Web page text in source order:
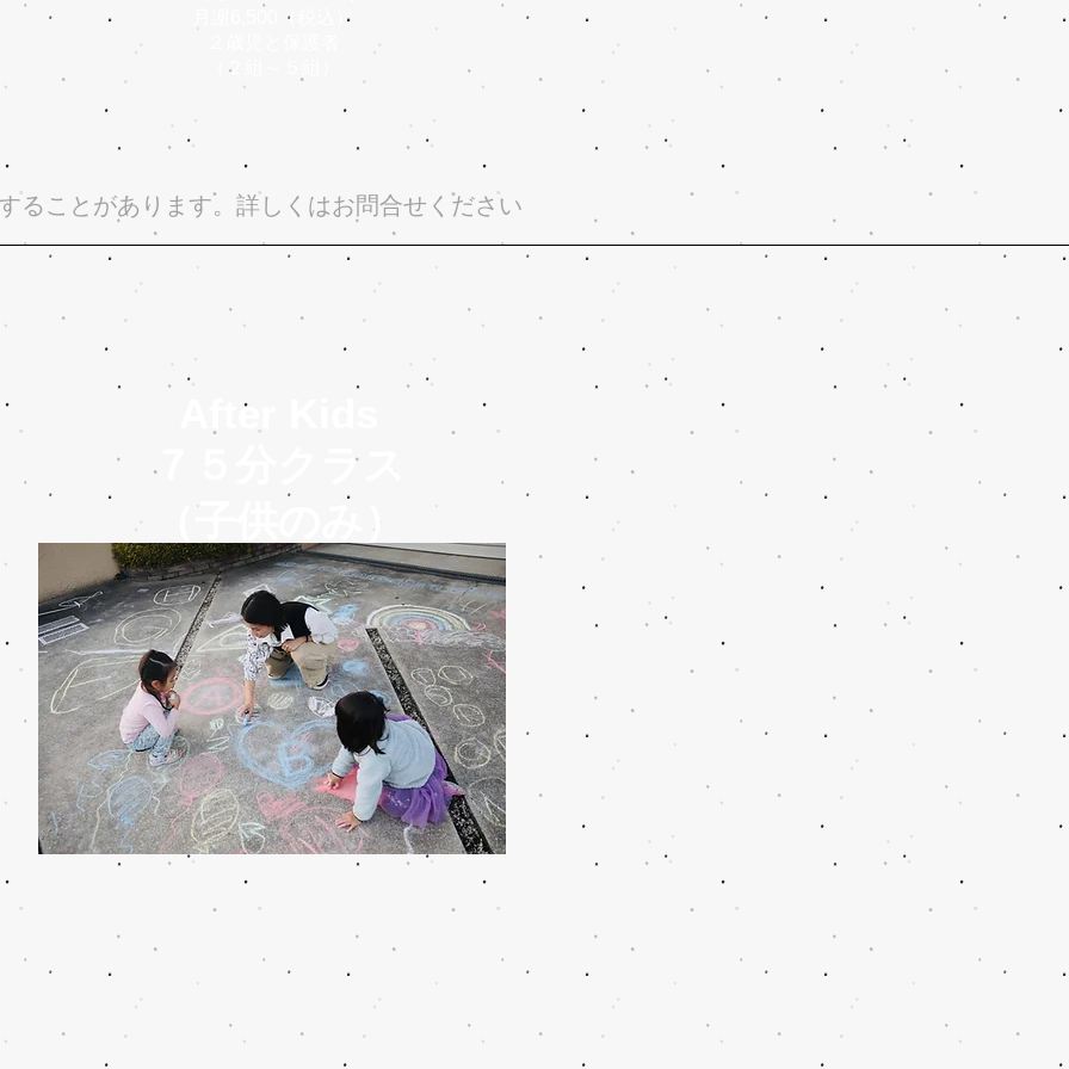
月謝6,500（税込）
（２組～５組）
ることがあります。詳しくはお問合せください
After Kids
７５分クラス
（子供のみ）